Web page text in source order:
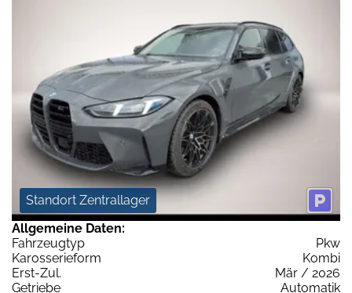
Standort Zentrallager
Allgemeine Daten:
Fahrzeugtyp
Pkw
Karosserieform
Kombi
Erst-Zul.
Mär / 2026
Getriebe
Automatik